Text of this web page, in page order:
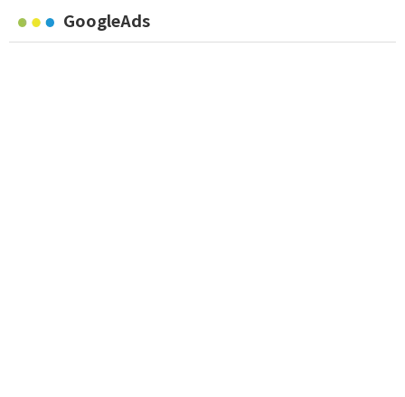
GoogleAds